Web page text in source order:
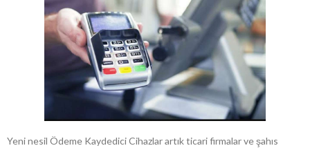
Yeni nesil Ödeme Kaydedici Cihazlar artık ticari firmalar ve şahıs